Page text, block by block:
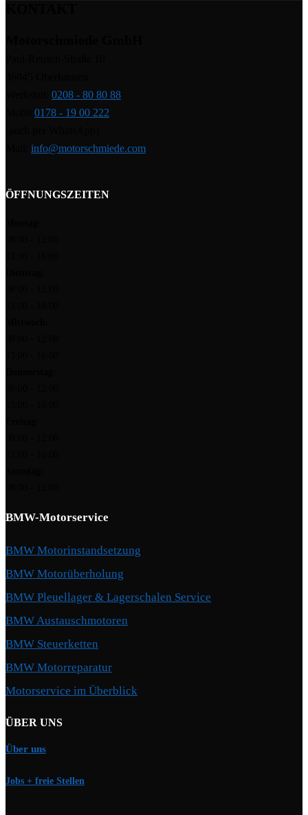
0208 - 80 80 88
0178 - 19 00 222
info@motorschmiede.com
ÖFFNUNGSZEITEN
BMW-Motorservice
BMW Motorinstandsetzung
BMW Motorüberholung
BMW Pleuellager & Lagerschalen Service
BMW Austauschmotoren
BMW Steuerketten
BMW Motorreparatur
Motorservice im Überblick
ÜBER UNS
Über uns
Jobs + freie Stellen